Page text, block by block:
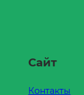
Сайт
Контакты